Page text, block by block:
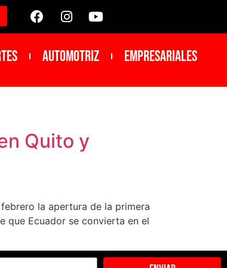
Automotriz Empresariales
Quito y
la apertura de la primera
que Ecuador se convierta en el